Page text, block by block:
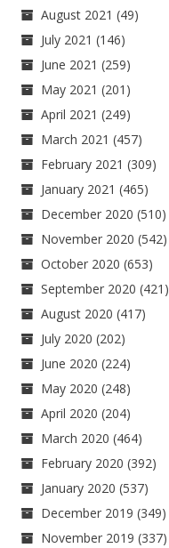
August 2021 (49)
July 2021 (146)
June 2021 (259)
May 2021 (201)
April 2021 (249)
March 2021 (457)
February 2021 (309)
January 2021 (465)
December 2020 (510)
November 2020 (542)
October 2020 (653)
September 2020 (421)
August 2020 (417)
July 2020 (202)
June 2020 (224)
May 2020 (248)
April 2020 (204)
March 2020 (464)
February 2020 (392)
January 2020 (537)
December 2019 (349)
November 2019 (337)